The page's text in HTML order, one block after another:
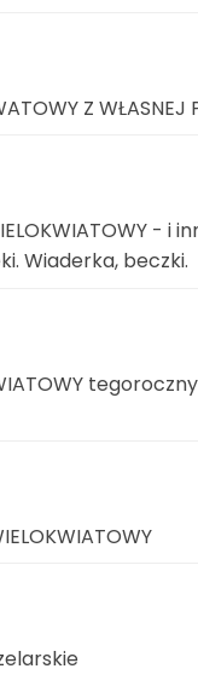
Z WŁASNEJ
- i
Wiaderka, beczki.